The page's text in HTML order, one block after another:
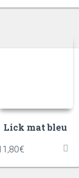
Lick mat bleu
€